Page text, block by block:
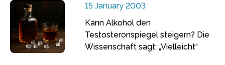
15 January 2003
Kann Alkohol den
Testosteronspiegel steigern? Die
Wissenschaft sagt: „Vielleicht“